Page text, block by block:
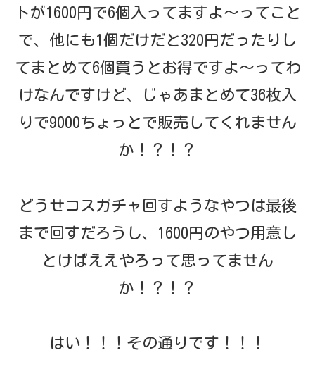
トが1600円で6個入ってますよ～ってこと
で、他にも1個だけだと320円だったりし
てまとめて6個買うとお得ですよ～ってわ
けなんですけど、じゃあまとめて36枚入
りで9000ちょっとで販売してくれません
か！？！？
どうせコスガチャ回すようなやつは最後
まで回すだろうし、1600円のやつ用意し
とけばええやろって思ってません
か！？！？
はい！！！その通りです！！！